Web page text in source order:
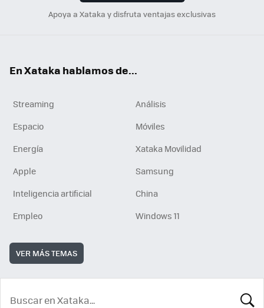
Apoya a Xataka y disfruta ventajas exclusivas
En Xataka hablamos de...
Streaming
Análisis
Espacio
Móviles
Energía
Xataka Movilidad
Apple
Samsung
Inteligencia artificial
China
Empleo
Windows 11
VER MÁS TEMAS